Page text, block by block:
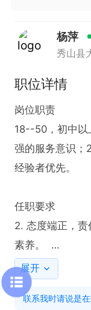
杨萍
秀山县
职位详情
岗位职责
18--50，初中以
强的服务意识；
经验者优先。
任职要求
2. 态度端正，
素养。
3. 沟通能力较强
关系。
4. 具备团队合
展开
联系我时请说是在